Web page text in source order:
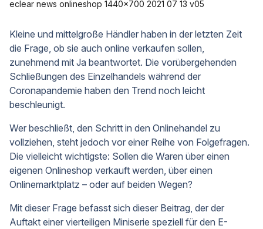
eclear news onlineshop 1440x700 2021 07 13 v05
Kleine und mittelgroße Händler haben in der letzten Zeit
die Frage, ob sie auch online verkaufen sollen,
zunehmend mit Ja beantwortet. Die vorübergehenden
Schließungen des Einzelhandels während der
Coronapandemie haben den Trend noch leicht
beschleunigt.
Wer beschließt, den Schritt in den Onlinehandel zu
vollziehen, steht jedoch vor einer Reihe von Folgefragen.
Die vielleicht wichtigste: Sollen die Waren über einen
eigenen Onlineshop verkauft werden, über einen
Onlinemarktplatz – oder auf beiden Wegen?
Mit dieser Frage befasst sich dieser Beitrag, der der
Auftakt einer vierteiligen Miniserie speziell für den E-